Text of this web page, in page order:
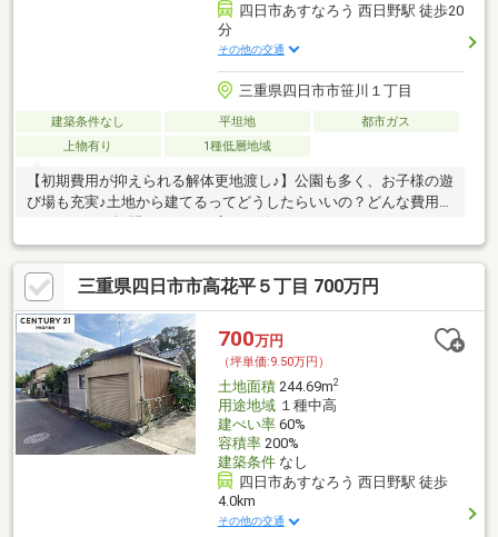
四日市あすなろう 西日野駅 徒歩20
分
その他の交通
三重県四日市市笹川１丁目
建築条件なし 平坦地
都市ガス
上物有り
1種低層地域
【初期費用が抑えられる解体更地渡し♪】公園も多く、お子様の遊
び場も充実♪土地から建てるってどうしたらいいの？どんな費用が
三重県四日市市高花平５丁目 700万円
700万円
（坪単価:9.50万円）
土地面積244.69m2
用途地域１種中高
建ぺい率60%
容積率200%
建築条件なし
四日市あすなろう 西日野駅 徒歩
4.0km
その他の交通